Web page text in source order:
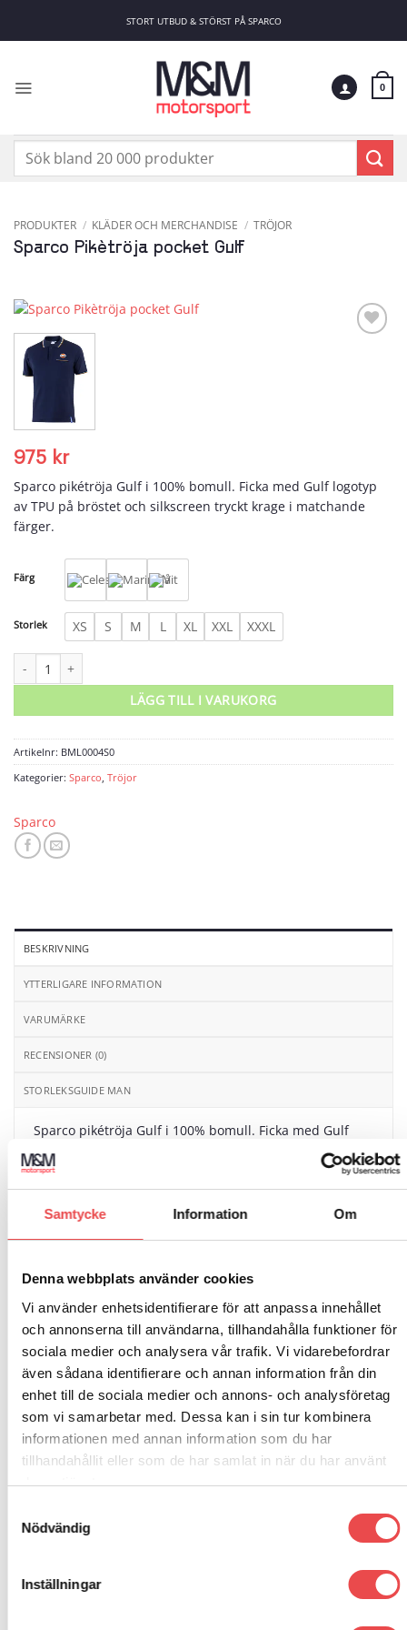
Samtycke Information Om
Denna webbplats använder cookies
Vi använder enhetsidentifierare för att anpassa innehållet
och annonserna till användarna, tillhandahålla funktioner för
sociala medier och analysera vår trafik. Vi vidarebefordrar
även sådana identifierare och annan information från din
enhet till de sociala medier och annons- och analysföretag
som vi samarbetar med. Dessa kan i sin tur kombinera
informationen med annan information som du har
tillhandahållit eller som de har samlat in när du har använt
deras tjänster.
Nödvändig
Inställningar
STORT UTBUD & STÖRST PÅ SPARCO
0
Sök
PRODUKTER / KLÄDER OCH MERCHANDISE / TRÖJOR
Sparco Pikètröja pocket Gulf
975 kr
Sparco pikétröja Gulf i 100% bomull. Ficka med Gulf logotyp
av TPU på bröstet och silkscreen tryckt krage i matchande
färger.
Färg
Storlek XS S M L XL XXL XXXL
LÄGG TILL I VARUKORG
Artikelnr: BML0004S0
Kategorier: Sparco Tröjor
Sparco
BESKRIVNING
YTTERLIGARE INFORMATION
VARUMÄRKE
RECENSIONER (0)
STORLEKSGUIDE MAN
Sparco pikétröja Gulf i 100% bomull. Ficka med Gulf
logotyp av TPU på bröstet och silkscreen tryckt krage i
matchande färger.
wishlist
Art.nr: 0012B5
Sparco kartingsko K-Prime
2 755 kr
VÄLJ ALTERNATIV
produkten
varianter.
Rea!
wishlist
Art.nr: 001269WP
Sparco K-Pole WP
1 695kr
Det
ursprungliga
priset
1 195kr Det
nuvarande
priset
VÄLJ ALTERNATIV